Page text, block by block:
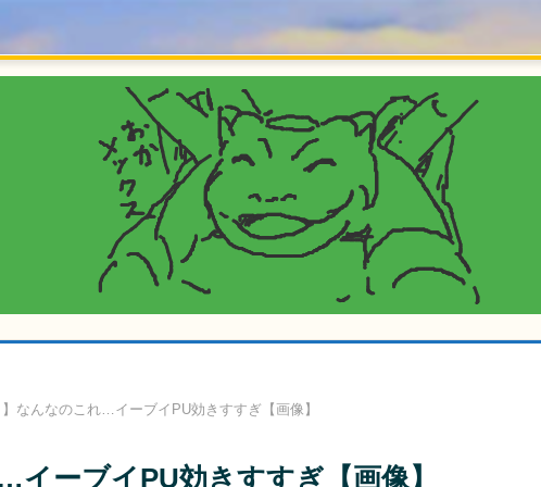
】なんなのこれ…イーブイPU効きすすぎ【画像】
イーブイPU効きすすぎ【画像】